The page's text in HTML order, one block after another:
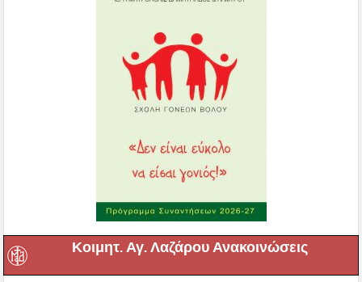
Κοιμητ. Αγ. Λαζάρου Ανακοινώσεις